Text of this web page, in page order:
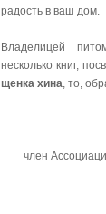
радость в ваш дом.
Владелицей
несколько книг,
щенка хина, то,
член